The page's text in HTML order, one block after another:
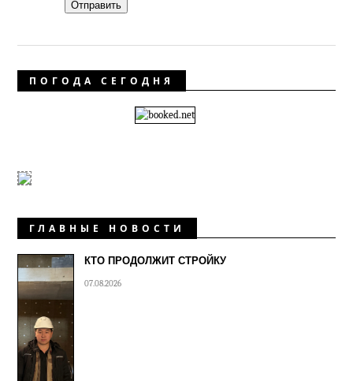
Отправить
ПОГОДА СЕГОДНЯ
ГЛАВНЫЕ НОВОСТИ
КТО ПРОДОЛЖИТ СТРОЙКУ
07.08.2026